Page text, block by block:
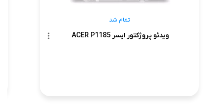
ویدئو پروژکتور ایسر ACER P1185
تمام شد